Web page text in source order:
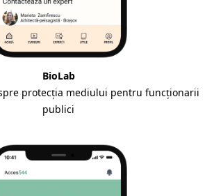
BioLab
protecția mediului pentru funcționarii
publici